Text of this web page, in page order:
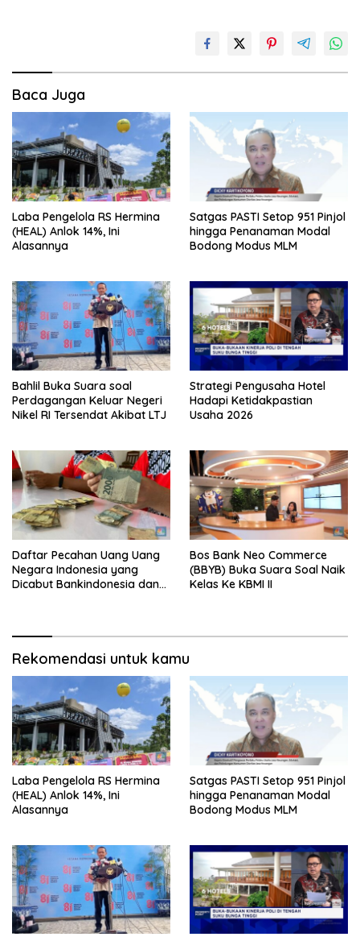
Baca Juga
Laba Pengelola RS Hermina
(HEAL) Anlok 14%, Ini
Alasannya
Satgas PASTI Setop 951 Pinjol
hingga Penanaman Modal
Bodong Modus MLM
Bahlil Buka Suara soal
Perdagangan Keluar Negeri
Nikel RI Tersendat Akibat LTJ
Strategi Pengusaha Hotel
Hadapi Ketidakpastian
Usaha 2026
Daftar Pecahan Uang Uang
Negara Indonesia yang
Dicabut Bankindonesia dan
Bos Bank Neo Commerce
(BBYB) Buka Suara Soal Naik
Kelas Ke KBMI II
Rekomendasi untuk kamu
Laba Pengelola RS Hermina
(HEAL) Anlok 14%, Ini
Alasannya
Satgas PASTI Setop 951 Pinjol
hingga Penanaman Modal
Bodong Modus MLM